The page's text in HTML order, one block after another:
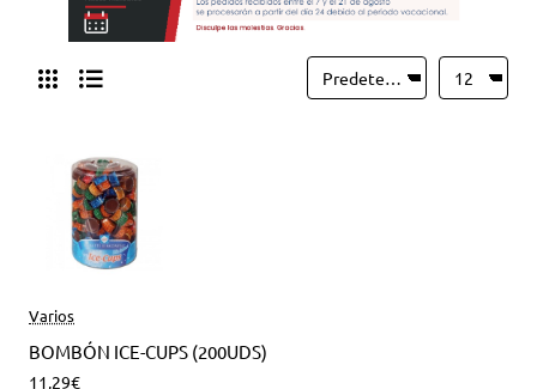
Varios
BOMBÓN ICE-CUPS (200UDS)
11,29€